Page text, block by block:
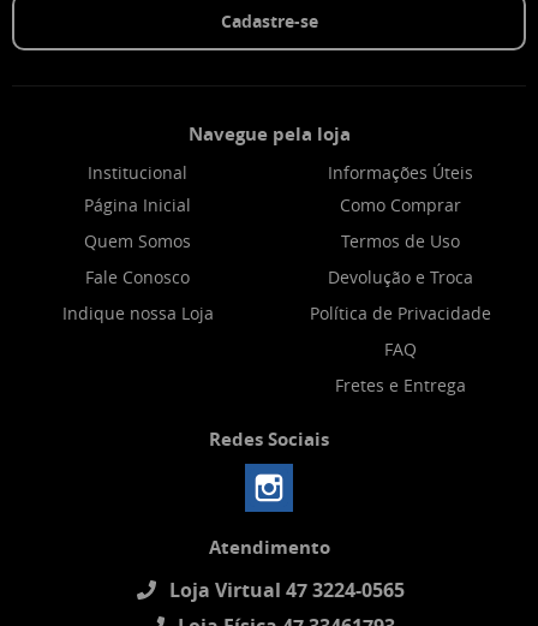
Cadastre-se
Navegue pela loja
Institucional
Página Inicial
Quem Somos
Fale Conosco
Indique nossa Loja
Informações Úteis
Como Comprar
Termos de Uso
Devolução e Troca
Política de Privacidade
FAQ
Fretes e Entrega
Redes Sociais
Atendimento
Loja Virtual 47 3224-0565